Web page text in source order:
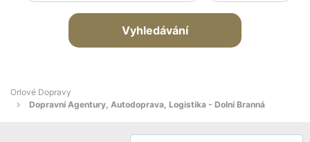
Vyhledávání
Orlové Dopravy
Dopravní Agentury, Autodoprava, Logistika - Dolní Branná